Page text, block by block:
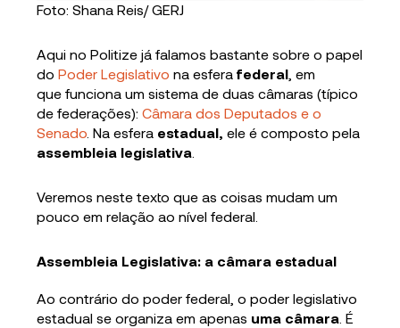
Foto: Shana Reis/ GERJ
Aqui no Politize já falamos bastante sobre o papel
doPoder Legislativo na esferafederal , em
que funciona um sistema de duas câmaras (típico
de federações):Câmara dos Deputados e o
Senado . Na esfera estadual, ele é composto pela
assembleia legislativa
Veremos neste texto que as coisas mudam um
pouco em relação ao nível federal.
Assembleia Legislativa: a câmara estadual
Ao contrário do poder federal, o poder legislativo
estadual se organiza em apenas uma câmara . É